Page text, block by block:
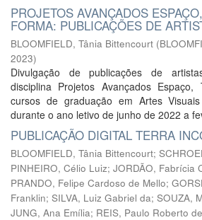
PROJETOS AVANÇADOS
FORMA: PUBLICAÇÕES DE
BLOOMFIELD, Tânia Bittencourt (
2023)
Divulgação de publicações de
disciplina Projetos Avançados
cursos de graduação em Artes
durante o ano letivo de junho de 2022 a
PUBLICAÇÃO DIGITAL TERRA
BLOOMFIELD, Tânia Bittencourt;
PINHEIRO, Célio Luiz; JORDÃO, Fabrícia
PRANDO, Felipe Cardoso de Mello;
Franklin; SILVA, Luiz Gabriel da; SOUZA,
JUNG, Ana Emília; REIS, Paulo Roberto